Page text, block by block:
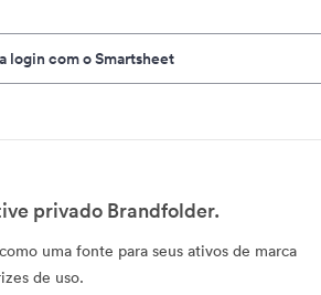
login com o Smartsheet
privado Brandfolder.
uma fonte para seus ativos de marca
de uso.